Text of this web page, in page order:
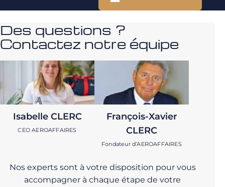
Des questions ?
Contactez notre équipe
Isabelle CLERC
CEO AEROAFFAIRES
François-Xavier
CLERC
Fondateur d’AEROAFFAIRES
Nos experts sont à votre disposition pour vous
accompagner à chaque étape de votre